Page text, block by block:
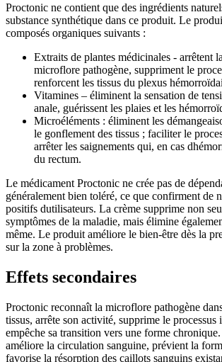
Proctonic ne contient que des ingrédients
substance synthétique dans ce produit. Le
composés organiques suivants :
Extraits de plantes médicinales - arrêtent
microflore pathogène, suppriment le
renforcent les tissus du plexus
Vitamines – éliminent la sensation de
anale, guérissent les plaies et les
Microéléments : éliminent les
le gonflement des tissus ; faciliter le
arrêter les saignements qui, en cas
du rectum.
Le médicament Proctonic ne crée pas de
généralement bien toléré, ce que confirment de
positifs dutilisateurs. La crème supprime non
symptômes de la maladie, mais élimine
même. Le produit améliore le bien-être dès la
sur la zone à problèmes.
Effets secondaires
Proctonic reconnaît la microflore pathogène
tissus, arrête son activité, supprime le processus
empêche sa transition vers une forme
améliore la circulation sanguine, prévient la
favorise la résorption des caillots sanguins